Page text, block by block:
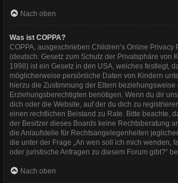
Nach oben
Was ist COPPA?
COPPA, ausgeschrieben Children’s Online Privacy
(deutsch: Gesetz zum Schutz der Privatsphäre von
1998) ist ein Gesetz in den USA, welches festlegt,
möglicherweise persönliche Daten von Kindern
hierzu die Zustimmung der Eltern beziehungsweise
Erziehungsberechtigten benötigen. Wenn du dir
dich oder die Website, auf der du dich zu
einen rechtlichen Beistand zu Rate. Bitte beachte,
der Besitzer dieses Boards keine Rechtsberatung
die Anlaufstelle für Rechtsangelegenheiten
die unter der Frage „An wen soll ich mich wenden,
oder juristische Anfragen zu diesem Forum gibt?“
Nach oben